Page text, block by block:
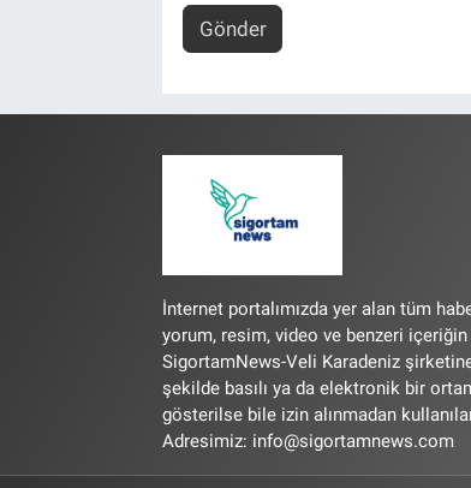
Gönder
İnternet portalımızda yer alan tüm
yorum, resim, video ve benzeri içeriğin
SigortamNews-Veli Karadeniz
şekilde basılı ya da elektronik bir
gösterilse bile izin alınmadan
Adresimiz: info@sigortamnews.com